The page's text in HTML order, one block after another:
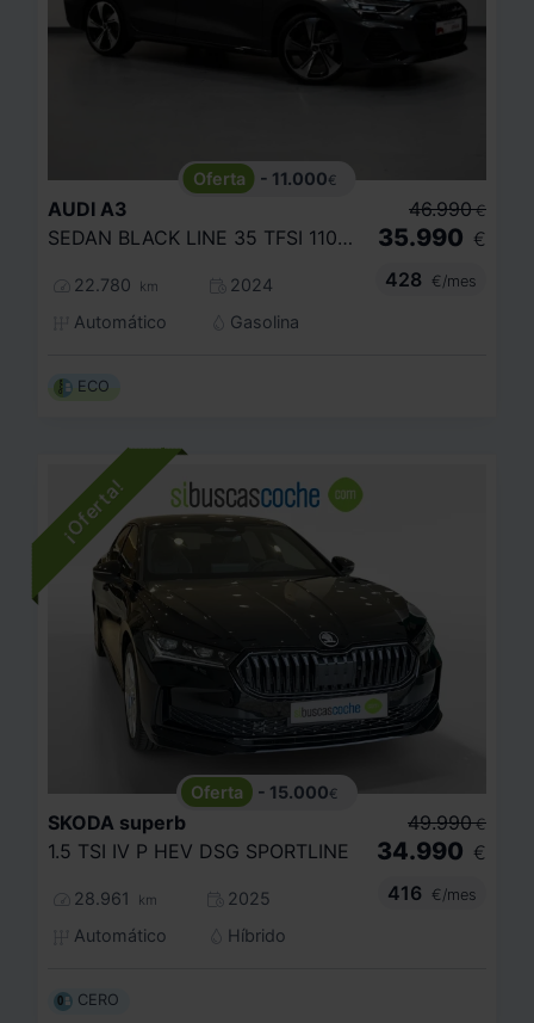
- 11.000€
AUDI A3
SEDAN BLACK LINE 35 TFSI 110KW S TRONIC
22.780 km
2024
Automático
Gasolina
46.990 €
35.990 €
428
€/mes
ECO
- 15.000€
SKODA superb
1.5 TSI IV P HEV DSG SPORTLINE
28.961 km
2025
Automático
Híbrido
49.990 €
34.990 €
416
€/mes
CERO